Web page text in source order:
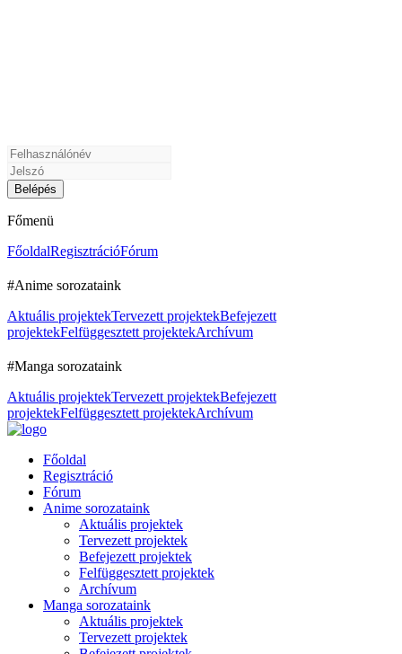
Főmenü
FőoldalRegisztrációFórum
#Anime sorozataink
Aktuális projektekTervezett projektekBefejezett
projektekFelfüggesztett projektekArchívum
#Manga sorozataink
Aktuális projektekTervezett projektekBefejezett
projektekFelfüggesztett projektekArchívum
Főoldal
Regisztráció
Fórum
Anime sorozataink
Aktuális projektek
Tervezett projektek
Befejezett projektek
Felfüggesztett projektek
Archívum
Manga sorozataink
Aktuális projektek
Tervezett projektek